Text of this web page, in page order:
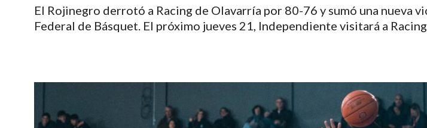
El Rojinegro derrotó a Racing de Olavarría por 80-76 y sumó una nueva
Federal de Básquet. El próximo jueves 21, Independiente visitará a